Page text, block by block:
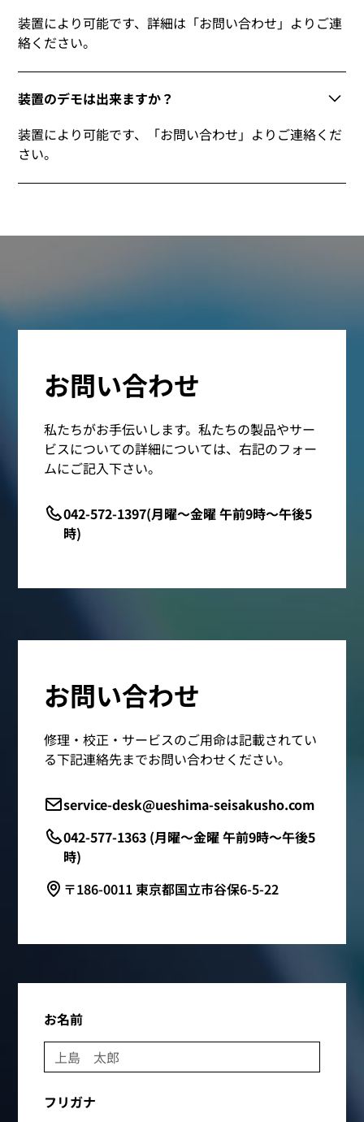
装置により可能です、詳細は「お問い合わせ」よりご連
絡ください。
装置のデモは出来ますか？
装置により可能です、「お問い合わせ」よりご連絡くだ
さい。
お問い合わせ
私たちがお手伝いします。私たちの製品やサー
ビスについての詳細については、右記のフォー
ムにご記入下さい。
042-572-1397(月曜～金曜 午前9時～午後5
時)
お問い合わせ
修理・校正・サービスのご用命は記載されてい
る下記連絡先までお問い合わせください。
service-desk@ueshima-seisakusho.com
042-577-1363 (月曜～金曜 午前9時～午後5
時)
〒186-0011 東京都国立市谷保6-5-22
お名前
フリガナ